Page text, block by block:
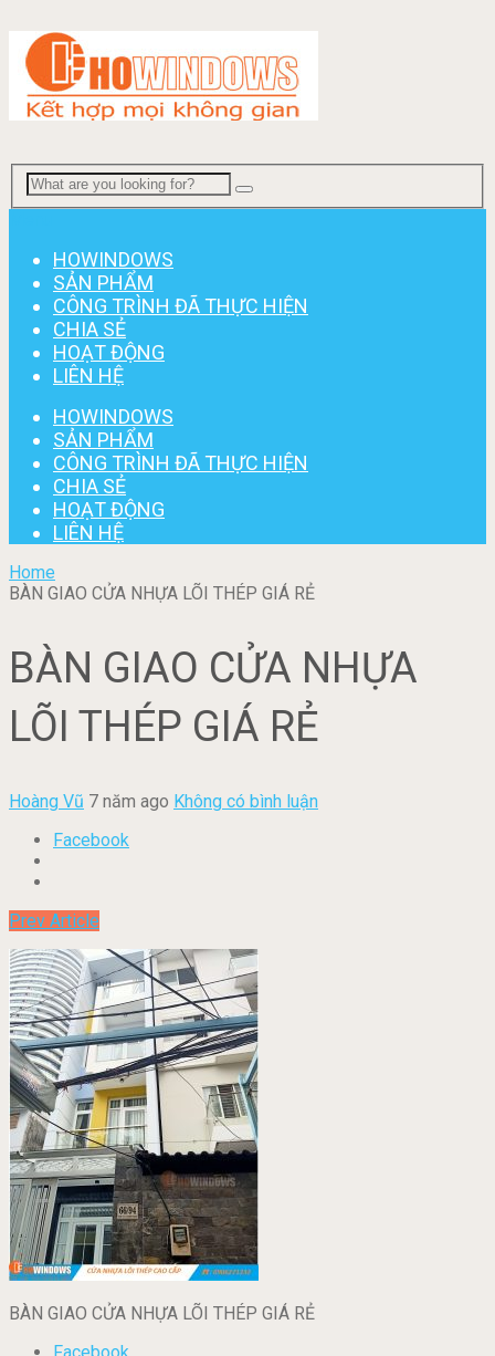
HOWINDOWS
SẢN PHẨM
CÔNG TRÌNH ĐÃ THỰC HIỆN
CHIA SẺ
HOẠT ĐỘNG
LIÊN HỆ
HOWINDOWS
SẢN PHẨM
CÔNG TRÌNH ĐÃ THỰC HIỆN
CHIA SẺ
HOẠT ĐỘNG
LIÊN HỆ
Home
BÀN GIAO CỬA NHỰA LÕI THÉP GIÁ RẺ
BÀN GIAO CỬA NHỰA
LÕI THÉP GIÁ RẺ
Hoàng Vũ 7 năm ago Không có bình luận
Facebook
Prev Article
BÀN GIAO CỬA NHỰA LÕI THÉP GIÁ RẺ